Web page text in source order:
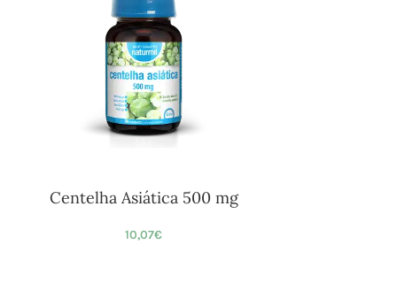
Centelha Asiática 500 mg
10,07€